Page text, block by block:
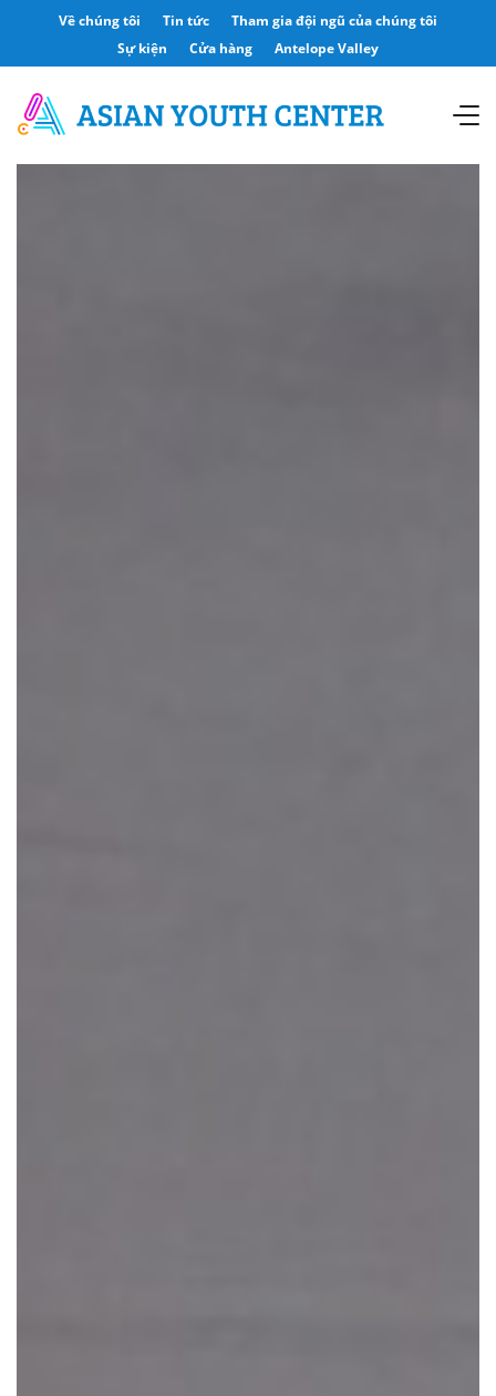
Về chúng tôi Tin tức
Tham gia đội ngũ của chúng tôi
Sự kiện
Cửa hàng Antelope Valley